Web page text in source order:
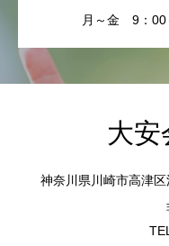
月～金 9：00
大安
神奈川県川崎市高津